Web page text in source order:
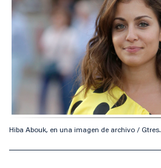
Hiba Abouk, en una imagen de archivo / Gtres.